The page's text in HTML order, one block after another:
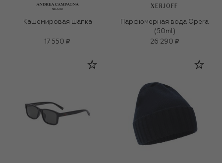
Кашемировая шапка
17 550 ₽
XERJOFF
Парфюмерная вода Opera
(50ml)
26 290 ₽